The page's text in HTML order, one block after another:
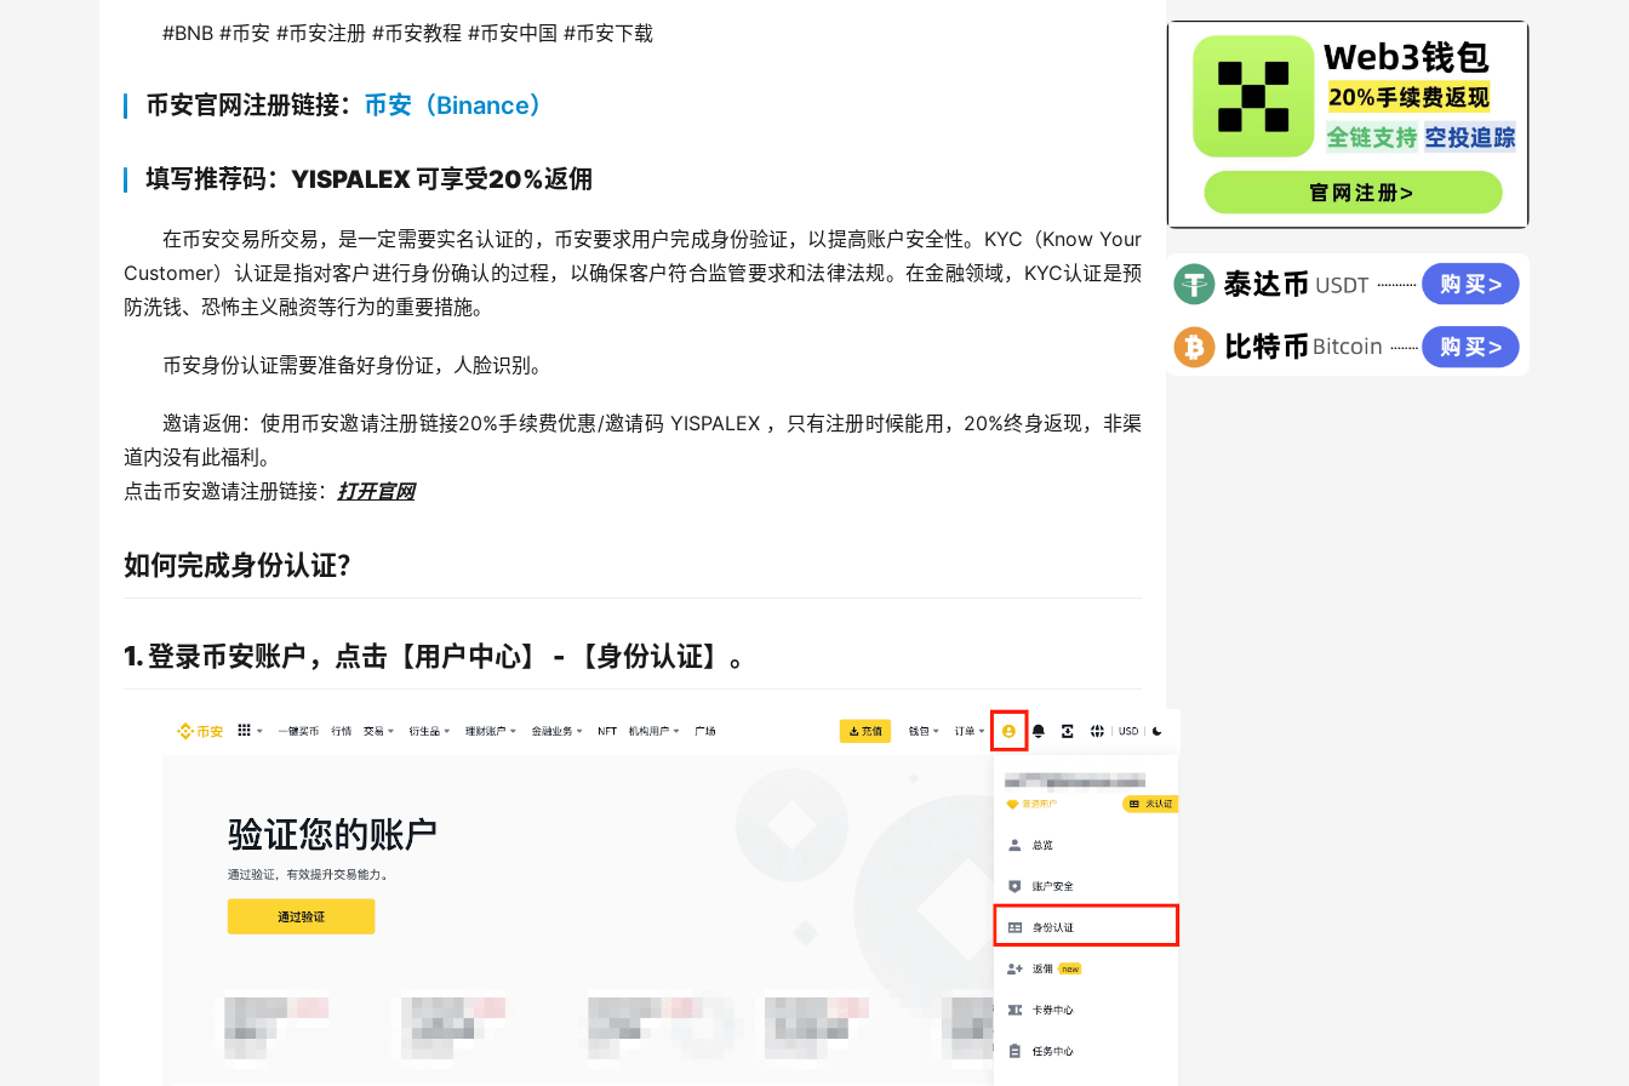
#BNB #币安 #币安注册 #币安教程 #币安中国 #币安下载
币安官网注册链接： 币安（Binance）
填写推荐码：YISPALEX 可享受20%返佣
在币安交易所交易，是一定需要实名认证的，币安要求用户完成身份验证，以提高账户安全性。KYC（Know Your
Customer）认证是指对客户进行身份确认的过程，以确保客户符合监管要求和法律法规。在金融领域，KYC认证是预
防洗钱、恐怖主义融资等行为的重要措施。
币安身份认证需要准备好身份证，人脸识别。
邀请返佣：使用币安邀请注册链接20%手续费优惠/邀请码 YISPALEX ，只有注册时候能用，20%终身返现，非渠
道内没有此福利。
点击币安邀请注册链接： 打开官网
如何完成身份认证？
1. 登录币安账户，点击【用户中心】 - 【身份认证】。